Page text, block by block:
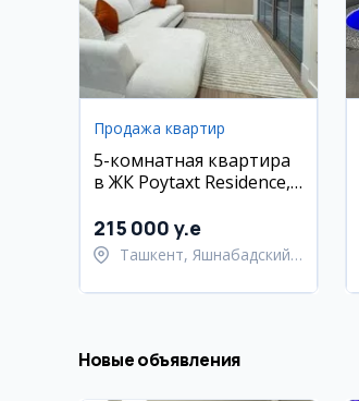
Продажа квартир
5-комнатная квартира
в ЖК Poytaxt Residence,
215 000 y.e
Ташкент, Яшнабадский
Новые объявления